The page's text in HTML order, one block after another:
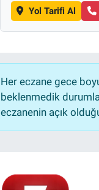
Yol Tarifi Al
Her eczane gece
beklenmedik
eczanenin açık